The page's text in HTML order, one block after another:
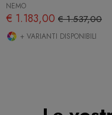
NEMO
€ 1.183,00 € 1.537,00
+ VARIANTI DISPONIBILI